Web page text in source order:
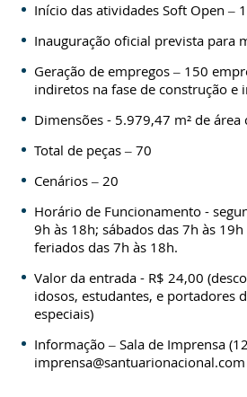
Início das atividades Soft Open –
Inauguração oficial prevista para
Geração de empregos – 150
indiretos na fase de construção e
Dimensões - 5.979,47 m² de
Total de peças – 70
Cenários – 20
Horário de Funcionamento -
9h às 18h; sábados das 7h às
feriados das 7h às 18h.
Valor da entrada - R$ 24,00
idosos, estudantes, e portadores
especiais)
Informação – Sala de Imprensa
imprensa@santuarionacional.com